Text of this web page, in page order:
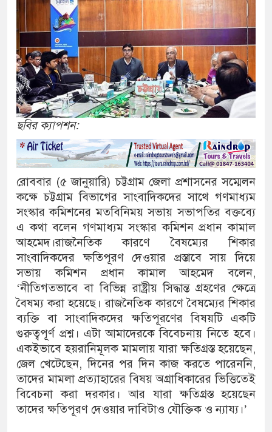
ছবির ক্যাপশন:
রোববার (৫ জানুয়ারি) চট্টগ্রাম জেলা প্রশাসনের সম্মেলন
কক্ষে চট্টগ্রাম বিভাগের সাংবাদিকদের সাথে গণমাধ্যম
সংস্কার কমিশনের মতবিনিময় সভায় সভাপতির বক্তব্যে
এ কথা বলেন গণমাধ্যম সংস্কার কমিশন প্রধান কামাল
আহমেদ।রাজনৈতিক কারণে বৈষম্যের শিকার
সাংবাদিকদের ক্ষতিপূরণ দেওয়ার প্রস্তাবে সায় দিয়ে
সভায় কমিশন প্রধান কামাল আহমেদ বলেন,
‘নীতিগতভাবে বা বিভিন্ন রাষ্ট্রীয় সিদ্ধান্ত গ্রহণের ক্ষেত্রে
বৈষম্য করা হয়েছে। রাজনৈতিক কারণে বৈষম্যের শিকার
ব্যক্তি বা সাংবাদিকদের ক্ষতিপূরণের বিষয়টি একটি
গুরুত্বপূর্ণ প্রশ্ন। এটা আমাদেরকে বিবেচনায় নিতে হবে।
একইভাবে হয়রানিমূলক মামলায় যারা ক্ষতিগ্রস্ত হয়েছেন,
জেল খেটেছেন, দিনের পর দিন কাজ করতে পারেননি,
তাদের মামলা প্রত্যাহারের বিষয় অগ্রাধিকারের ভিত্তিতেই
বিবেচনা করা দরকার। আর যারা ক্ষতিগ্রস্ত হয়েছেন
তাদের ক্ষতিপূরণ দেওয়ার দাবিটাও যৌক্তিক ও ন্যায্য।’